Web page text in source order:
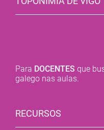
Para DOCENTES que
galego nas aulas.
RECURSOS